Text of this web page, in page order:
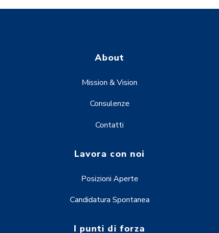
About
Mission & Vision
Consulenze
Contatti
Lavora con noi
Posizioni Aperte
Candidatura Spontanea
I punti di forza